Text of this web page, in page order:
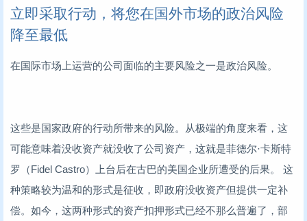
立即采取行动，将您在国外市场的政治风险
降至最低
在国际市场上运营的公司面临的主要风险之一是政治风险。
这些是国家政府的行动所带来的风险。从极端的角度来看，这
可能意味着没收资产就没收了公司资产，这就是菲德尔·卡斯特
罗（Fidel Castro）上台后在古巴的美国企业所遭受的后果。 这
种策略较为温和的形式是征收，即政府没收资产但提供一定补
偿。如今，这两种形式的资产扣押形式已经不那么普遍了，部